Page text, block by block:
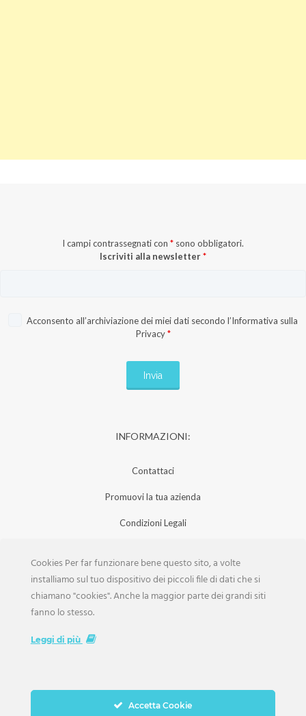
I campi contrassegnati con * sono obbligatori.
Iscriviti alla newsletter*
Acconsento all’archiviazione dei miei dati secondo l’Informativa sulla
Privacy *
INFORMAZIONI:
Contattaci
Promuovi la tua azienda
Condizioni Legali
Iscrizione Aziende
Scarica la Rivista
Cookies Per far funzionare bene questo sito, a volte
installiamo sul tuo dispositivo dei piccoli file di dati che si
chiamano "cookies". Anche la maggior parte dei grandi siti
fanno lo stesso.
Leggi di più
Accetta Cookie